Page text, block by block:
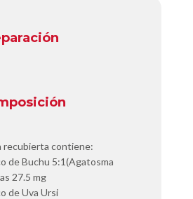
recubierta contiene:
de Buchu 5:1(Agatosma
27.5 mg
de Uva Ursi